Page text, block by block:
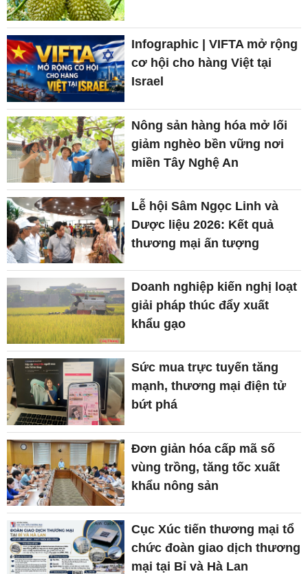
Infographic | VIFTA mở rộng
cơ hội cho hàng Việt tại
Israel
Nông sản hàng hóa mở lối
giảm nghèo bền vững nơi
miền Tây Nghệ An
Lễ hội Sâm Ngọc Linh và
Dược liệu 2026: Kết quả
thương mại ấn tượng
Doanh nghiệp kiến nghị loạt
giải pháp thúc đẩy xuất
khẩu gạo
Sức mua trực tuyến tăng
mạnh, thương mại điện tử
bứt phá
Đơn giản hóa cấp mã số
vùng trồng, tăng tốc xuất
khẩu nông sản
Cục Xúc tiến thương mại tổ
chức đoàn giao dịch thương
mại tại Bỉ và Hà Lan